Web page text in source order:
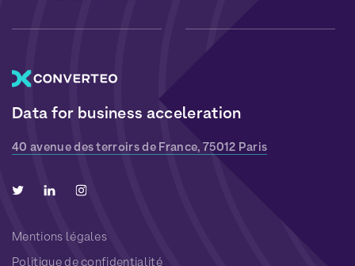
Data for business acceleration
40 avenue des terroirs de France, 75012 Paris
Mentions légales
Politique de confidentialité